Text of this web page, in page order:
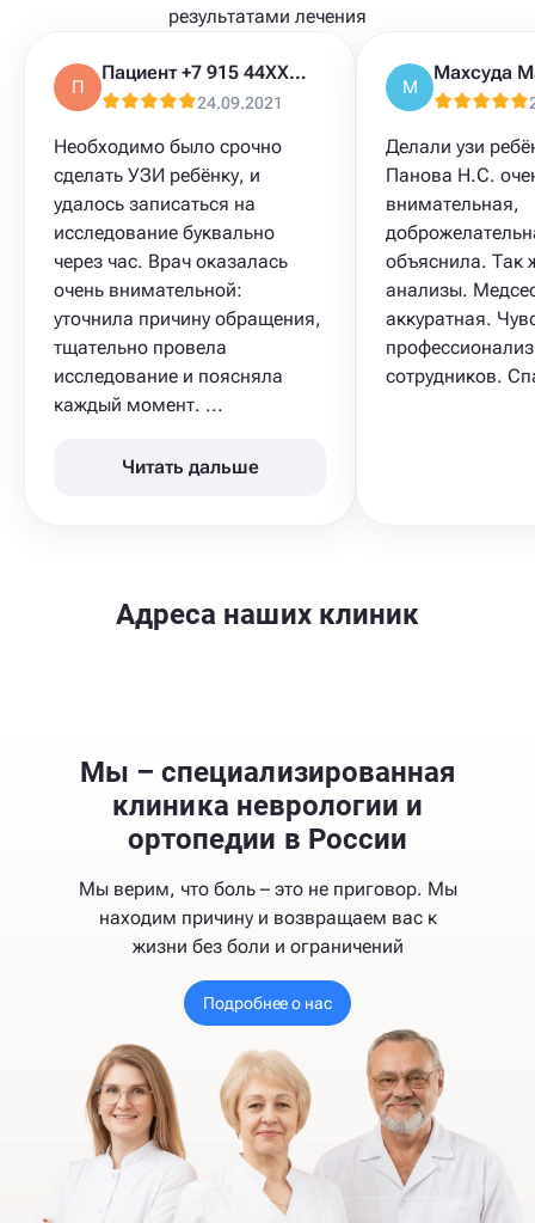
результатами лечения
П
Пациент +7 915 44XXXXX
24.09.2021
Необходимо было срочно
сделать УЗИ ребёнку, и
удалось записаться на
исследование буквально
через час. Врач оказалась
очень внимательной:
уточнила причину обращения,
тщательно провела
исследование и поясняла
каждый момент. ...
Читать дальше
М
Делали узи
Панова Н.С.
внимательная,
объяснила. Так
анализы.
аккуратная.
сотрудников.
Адреса наших клиник
Мы – специализированная
клиника неврологии и
ортопедии в России
Мы верим, что боль – это не приговор. Мы
находим причину и возвращаем вас к
жизни без боли и ограничений
Подробнее о нас